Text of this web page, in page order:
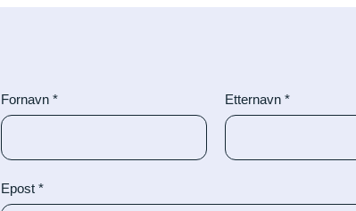
Fornavn * Etternavn *
Epost *